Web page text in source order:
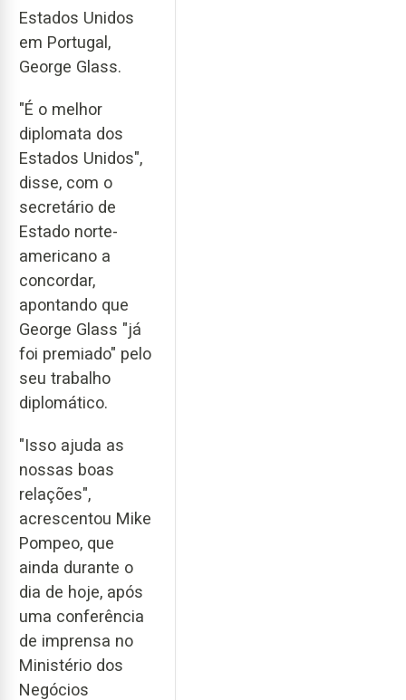
Estados Unidos
em Portugal,
George Glass.
"É o melhor
diplomata dos
Estados Unidos",
disse, com o
secretário de
Estado norte-
americano a
concordar,
apontando que
George Glass "já
foi premiado" pelo
seu trabalho
diplomático.
"Isso ajuda as
nossas boas
relações",
acrescentou Mike
Pompeo, que
ainda durante o
dia de hoje, após
uma conferência
de imprensa no
Ministério dos
Negócios